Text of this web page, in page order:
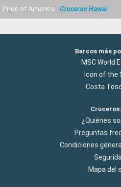
Pride of America
Cruceros Hawai
Barcos más
MSC World
Icon of the
Costa
¿Quiénes
Preguntas
Condiciones
Mapa del